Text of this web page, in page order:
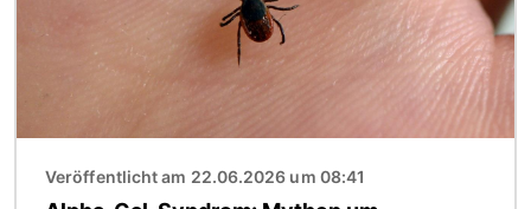
Veröffentlicht am 22.06.2026 um 08:41